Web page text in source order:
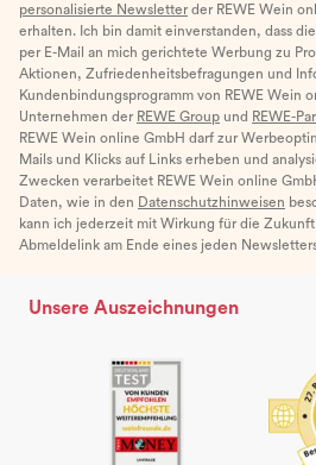
personalisierte Newsletter der REWE Wein
erhalten. Ich bin damit einverstanden, dass
per E-Mail an mich gerichtete Werbung zu
Aktionen, Zufriedenheitsbefragungen und
Kundenbindungsprogramm von REWE Wein
Unternehmen der REWE Group und REWE-
REWE Wein online GmbH darf zur
Mails und Klicks auf Links erheben und
Zwecken verarbeitet REWE Wein online
Daten, wie in den Datenschutzhinweisen
kann ich jederzeit mit Wirkung für die
Abmeldelink am Ende eines jeden
Unsere Auszeichnungen